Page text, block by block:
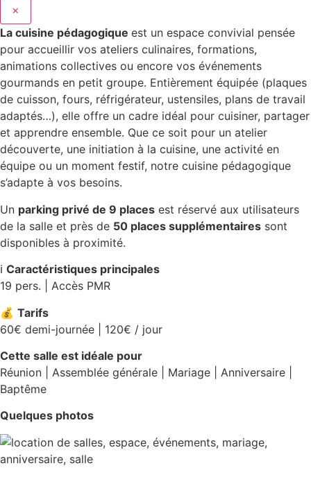
×
La cuisine pédagogique est un espace convivial pensée
pour accueillir vos ateliers culinaires, formations,
animations collectives ou encore vos événements
gourmands en petit groupe. Entièrement équipée (plaques
de cuisson, fours, réfrigérateur, ustensiles, plans de travail
adaptés…), elle offre un cadre idéal pour cuisiner, partager
et apprendre ensemble. Que ce soit pour un atelier
découverte, une initiation à la cuisine, une activité en
équipe ou un moment festif, notre cuisine pédagogique
s’adapte à vos besoins.
Un parking privé de 9 places est réservé aux utilisateurs
de la salle et près de 50 places supplémentaires sont
disponibles à proximité.
ℹ️ Caractéristiques principales
19 pers. | Accès PMR
💰 Tarifs
60€ demi-journée | 120€ / jour
Cette salle est idéale pour
Réunion | Assemblée générale | Mariage | Anniversaire |
Baptême
Quelques photos